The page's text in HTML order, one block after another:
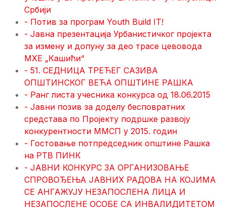
Србији
- Потив за програм Youth Build IT!
- Јавна презентација Урбанистичког пројекта
за измену и допуну за део трасе цевовода
МХЕ „Кашићи“
- 51. СЕДНИЦA ТРЕЋЕГ САЗИВА
ОПШТИНСКОГ ВЕЋА ОПШТИНЕ РАШКА
- Ранг листа учесника конкурса од 18.06.2015
- Јавни позив за доделу бесповратних
средстава по Пројекту подршке развоју
конкурентности ММСП у 2015. годин
- Гостовање потпредседник општине Рашка
на РТВ ПИНК
- ЈАВНИ КОНКУРС ЗА ОРГАНИЗОВАЊЕ
СПРОВОЂЕЊА ЈАВНИХ РАДОВА НА КОЈИМА
СЕ АНГАЖУЈУ НЕЗАПОСЛЕНА ЛИЦА И
НЕЗАПОСЛЕНЕ ОСОБЕ СА ИНВАЛИДИТЕТОМ